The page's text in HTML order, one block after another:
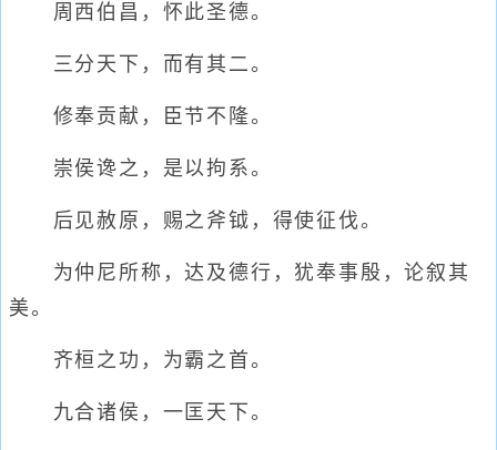
周西伯昌，怀此圣德。
三分天下，而有其二。
修奉贡献，臣节不隆。
崇侯谗之，是以拘系。
后见赦原，赐之斧钺，得使征伐。
为仲尼所称，达及德行，犹奉事殷，论叙其
美。
齐桓之功，为霸之首。
九合诸侯，一匡天下。